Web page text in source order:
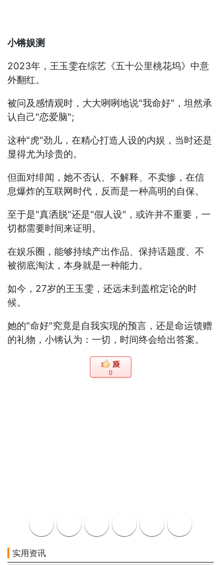
小锵娱测
2023年，王玉雯在综艺《五十公里桃花坞》中意
外翻红。
被问及感情观时，大大咧咧地说"我命好"，坦然承
认自己"恋爱脑";
这种"虎"劲儿，在精心打造人设的内娱，当时还是
显得尤为珍贵的。
但面对绯闻，她不否认、不解释、不卖惨，在信
息爆炸的互联网时代，反而是一种高明的自保。
至于是"真洒脱"还是"假人设"，或许并不重要，一
切都需要时间来证明。
在娱乐圈，能够持续产出作品、保持话题度、不
被彻底淘汰，本身就是一种能力。
如今，27岁的王玉雯，还远未到盖棺定论的时
候。
她的"命好"究竟是自我实现的预言，还是命运馈赠
的礼物，小锵认为：一切，时间终会给出答案。
0
实用资讯